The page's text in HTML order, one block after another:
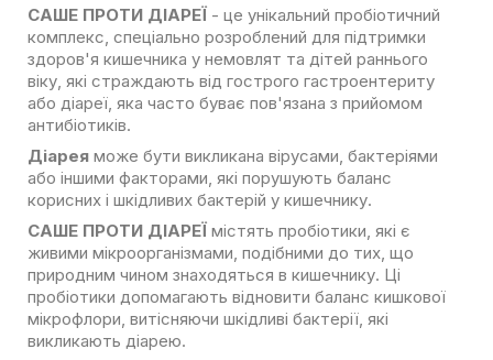
САШЕ ПРОТИ ДІАРЕЇ - це унікальний пробіотичний
комплекс, спеціально розроблений для підтримки
здоров'я кишечника у немовлят та дітей раннього
віку, які страждають від гострого гастроентериту
або діареї, яка часто буває пов'язана з прийомом
антибіотиків.
Діарея може бути викликана вірусами, бактеріями
або іншими факторами, які порушують баланс
корисних і шкідливих бактерій у кишечнику.
САШЕ ПРОТИ ДІАРЕЇ містять пробіотики, які є
живими мікроорганізмами, подібними до тих, що
природним чином знаходяться в кишечнику. Ці
пробіотики допомагають відновити баланс кишкової
мікрофлори, витісняючи шкідливі бактерії, які
викликають діарею.